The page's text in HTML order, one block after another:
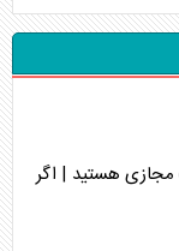
هستید | اگر